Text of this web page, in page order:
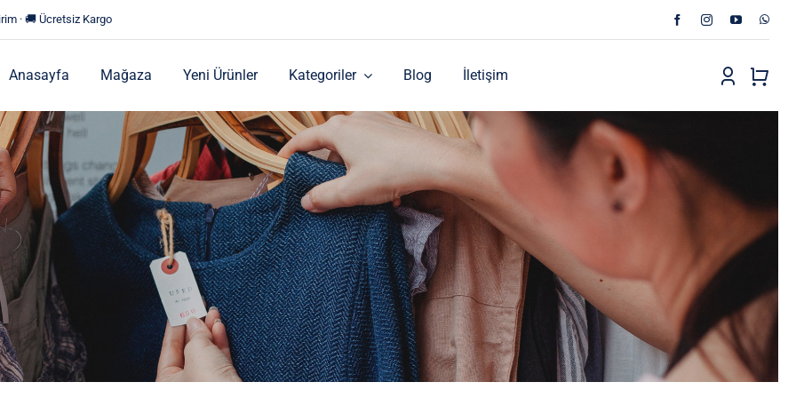
· 🚚 Ücretsiz Kargo
Anasayfa Mağaza Yeni Ürünler Kategoriler Blog İletişim